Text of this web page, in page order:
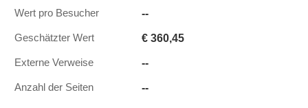
Wert pro Besucher --
Geschätzter Wert € 360,45
Externe Verweise --
Anzahl der Seiten --